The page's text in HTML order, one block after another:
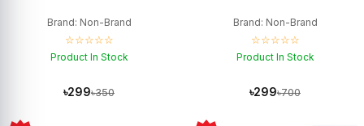
Brand: Non-Brand
☆☆☆☆☆
Product In Stock
৳299৳350
Brand: Non-Brand
☆☆☆☆☆
Product In Stock
৳299৳700